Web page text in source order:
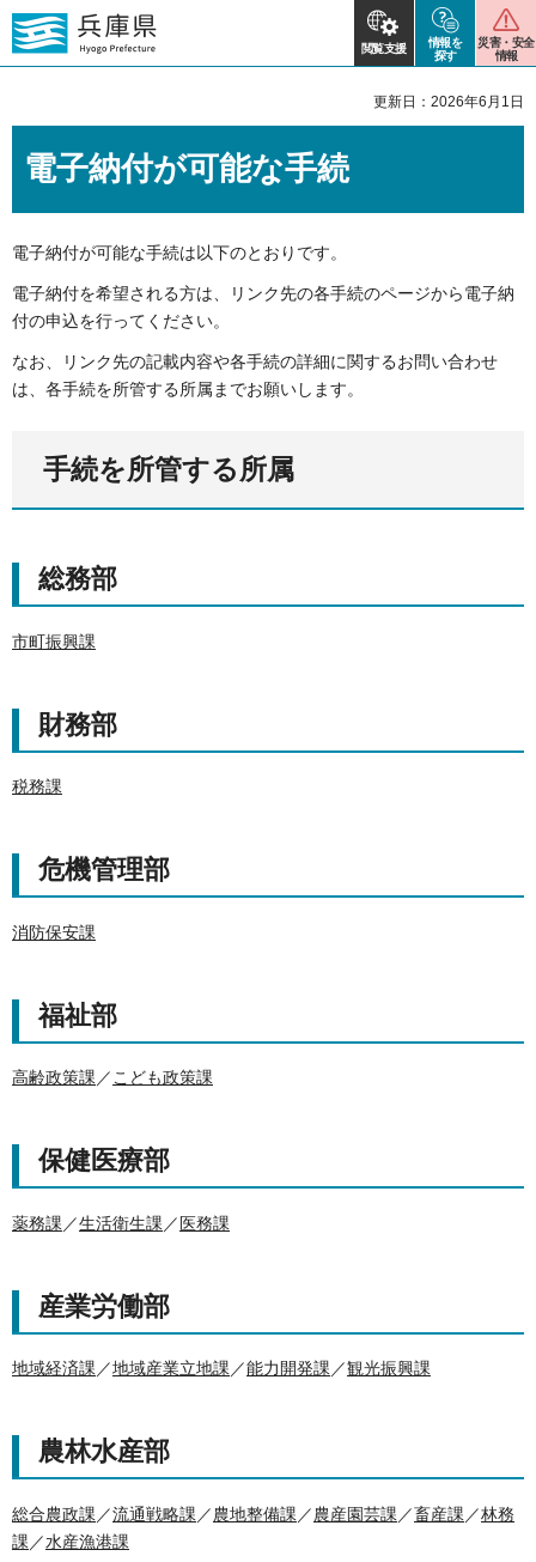
閲覧支援
情報を
探す
災害・安全
情報
更新日：2026年6月1日
電子納付が可能な手続
電子納付が可能な手続は以下のとおりです。
電子納付を希望される方は、リンク先の各手続のページから電子納
付の申込を行ってください。
なお、リンク先の記載内容や各手続の詳細に関するお問い合わせ
は、各手続を所管する所属までお願いします。
手続を所管する所属
総務部
市町振興課
財務部
税務課
危機管理部
消防保安課
福祉部
高齢政策課／こども政策課
保健医療部
薬務課 ／生活衛生課 ／ 医務課
産業労働部
地域経済課／地域産業立地課／能力開発課／観光振興課
農林水産部
総合農政課 ／流通戦略課 ／農地整備課 ／農産園芸課 ／畜産課 ／林務
課 ／水産漁港課